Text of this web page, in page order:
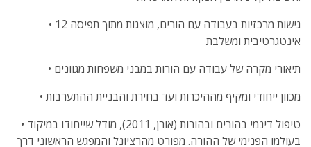
• 12 גישות מרכזיות בעבודה עם הורים, מוצגות מתוך תפיסה
אינטגרטיבית ומשלבת
• תיאורי מקרה של עבודה עם הורות במבני משפחות מגוונים
• מכוון ייחודי ומקיף מההיכרות ועד בחירת והבניית ההתערבות
• טיפול דינמי בהורים ובהורות (אורן, 2011), מודל שייחודו במיקוד
בעולמו הפנימי של ההורה. מפורט מהרציונל והמפגש הראשוני דרך